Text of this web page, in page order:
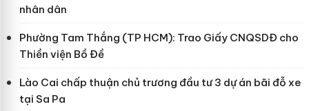
nhân dân
Phường Tam Thắng (TP HCM): Trao Giấy CNQSDĐ cho
Thiền viện Bồ Đề
Lào Cai chấp thuận chủ trương đầu tư 3 dự án bãi đỗ xe
tại Sa Pa